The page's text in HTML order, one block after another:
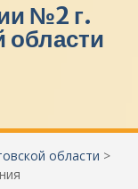
№2 г.
области
области >